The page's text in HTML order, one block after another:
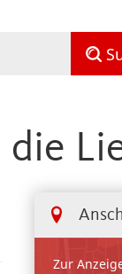
die
Zur